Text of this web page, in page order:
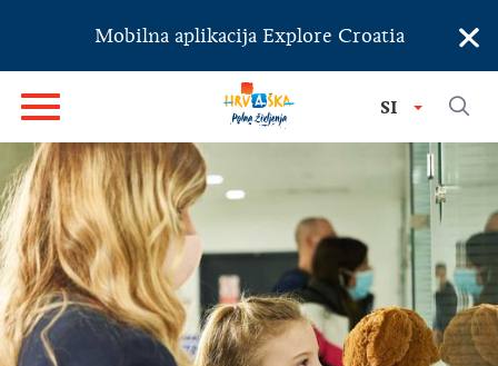
Mobilna aplikacija Explore Croatia ×
SI